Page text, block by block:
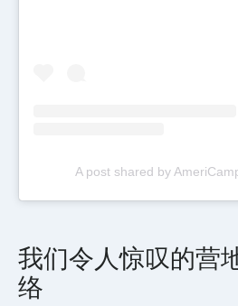
A post shared by
我们令人惊叹的营
络